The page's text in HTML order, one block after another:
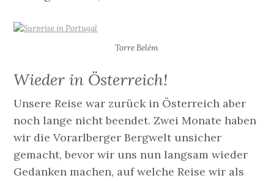
Torre Belém
Wieder in Österreich!
Unsere Reise war zurück in Österreich aber
noch lange nicht beendet. Zwei Monate haben
wir die Vorarlberger Bergwelt unsicher
gemacht, bevor wir uns nun langsam wieder
Gedanken machen, auf welche Reise wir als